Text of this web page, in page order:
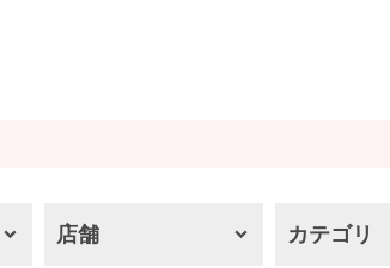
店舗 カテゴリ